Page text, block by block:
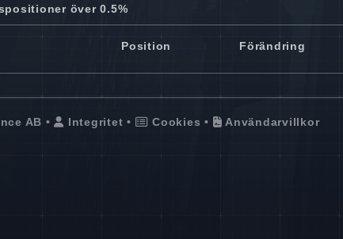
över 0.5%
Position Förändring
AB • Integritet • Cookies • Användarvillkor